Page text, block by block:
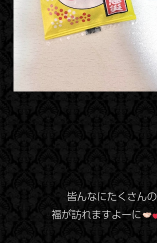
皆んなにたくさんの
福が訪れますよーに